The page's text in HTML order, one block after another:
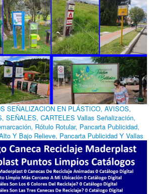
SEÑALIZACION EN PLÁSTICO, AVISOS,
SEÑALES, CARTELES Vallas Señalización,
Rótulo Rotular, Pancarta Publicidad,
Y Bajo Relieve, Pancarta Publicidad Y Vallas